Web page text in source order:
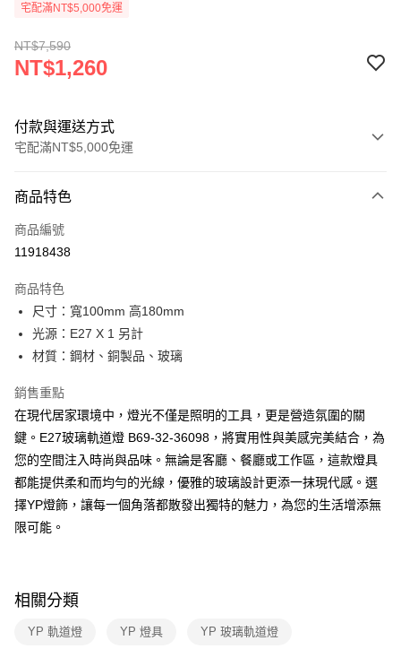
宅配滿NT$5,000免運
NT$7,590
NT$1,260
付款與運送方式
宅配滿NT$5,000免運
信用卡一次付款
LINE Pay
街口支付
悠遊付
全盈+PAY
AFTEE先享後付
相關說明
【關於「AFTEE先享後付」】
AFTEE先享後付是「在收到商品之後才付款」的支付方式。 讓您購物簡單
便利好安心！
１．簡單：不需註冊會員、不需綁卡、不需儲值。
【「AFTEE先享後付」結帳流程】
１．於結帳方式選擇「AFTEE先享後付」後，將跳轉至「AFTEE先享後付」
結帳頁面，進行簡訊認證並確認金額後，即可完成結帳。
每筆NT$180，滿NT$5,000(含以上)免運費
商品特色
商品編號
11918438
商品特色
尺寸：寬100mm 高180mm
光源：E27 X 1 另計
材質：鋼材、銅製品、玻璃
銷售重點
在現代居家環境中，燈光不僅是照明的工具，更是營造氛圍的關
鍵。E27玻璃軌道燈 B69-32-36098，將實用性與美感完美結合，為
您的空間注入時尚與品味。無論是客廳、餐廳或工作區，這款燈具
都能提供柔和而均勻的光線，優雅的玻璃設計更添一抹現代感。選
擇YP燈飾，讓每一個角落都散發出獨特的魅力，為您的生活增添無
限可能。
相關分類
YP 軌道燈 YP 燈具 YP 玻璃軌道燈